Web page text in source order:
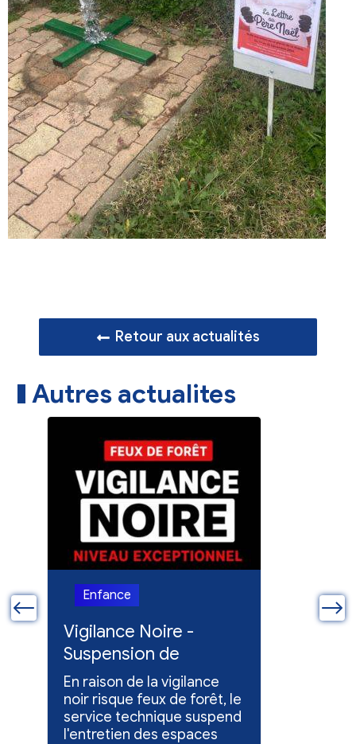
Retour aux actualités
Autres actualites
Enfance
Vigilance Noire -
Suspension de
l'entretien des
espaces verts
En raison de la vigilance
noir risque feux de forêt, le
service technique suspend
l'entretien des espaces
Feux